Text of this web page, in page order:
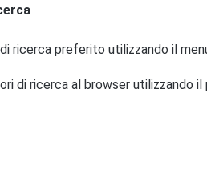
ricerca preferito utilizzando il
di ricerca al browser utilizzando